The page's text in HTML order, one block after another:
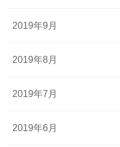
2019年9月
2019年8月
2019年7月
2019年6月